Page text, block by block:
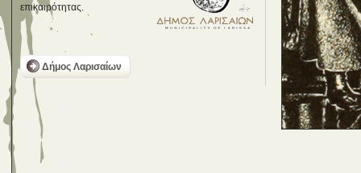
επικαιρότητας.
Δήμος Λαρισαίων